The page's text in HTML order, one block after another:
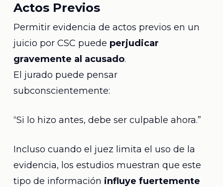
Actos Previos
Permitir evidencia de actos previos en un
juicio por CSC puede perjudicar
gravemente al acusado.
El jurado puede pensar
subconscientemente:
“Si lo hizo antes, debe ser culpable ahora.”
Incluso cuando el juez limita el uso de la
evidencia, los estudios muestran que este
tipo de información influye fuertemente